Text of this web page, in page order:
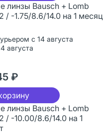
линзы Bausch + Lomb
/ -1.75/8.6/14.0 на 1 месяц
с 14 августа
августа
₽
линзы Bausch + Lomb
/ -10.00/8.6/14.0 на 1